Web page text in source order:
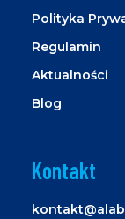
Polityka
Regulamin
Aktualności
Blog
Kontakt